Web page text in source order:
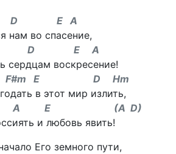
A
нам во спасение,
E A
сердцам воскресение!
E D Hm
в этот мир излить,
(A D)
и любовь явить!
Его земного пути,